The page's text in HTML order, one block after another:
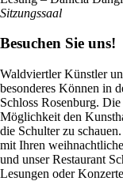
Sitzungssaal
Besuchen Sie uns!
Waldviertler Künstler
besonderes Können in
Schloss Rosenburg.
Möglichkeit den
die Schulter zu
mit Ihren
und unser Restaurant
Lesungen oder